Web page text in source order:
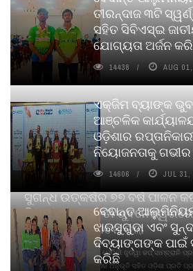
ସୁଗନ୍ଧ ଉତ୍କର୍ଷର ୭୭ ବର୍ଷ ପାଳନ
ପିୟୋର୍‌ ଅଗରବତୀ ଭୁବନେଶ୍ୱରରେ
ନବସୃଜନ ଉନ୍ମୋଚନ କଲା
ବାଉଁଶ ବିହୀନ କଠିନ ଧୂପ ଏବଂ ମେଦିନୀ ଜୁଡୱା କପ୍‌ ସାମ୍ବ୍ରାନି
ଦୀର୍ଘସ୍ଥାୟିତା ଏବଂ ଆଧ୍ୟାତ୍ମିକ ଅନୁଭୂତି ସହିତ ଓଡ଼ିଶା ପ୍ରତି
ତୀରନ୍ଦାଜ ୩ଟି
ସହିତ ସିବିଏସ୍ଇ
ଯୋଗ୍ୟତା ଅର୍ଜନ
14438 AUG
ଏକ୍ଜିମ ବ୍ୟାଙ୍କ
ଆଞ୍ଚଳିକ
ଓଡ଼ିଶାର
ନିୟୋଜନତାକୁ
14606 JUL 31,
ବେଦାନ୍ତ
ଝାରସୁଗୁଡା ଏବଂ
ଦିବ୍ୟାଙ୍ଗଙ୍କ ପାଇଁ
କରିଛି